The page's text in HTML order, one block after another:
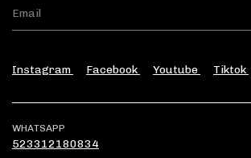
Instagram Facebook Youtube Tiktok
WHATSAPP
523312180834